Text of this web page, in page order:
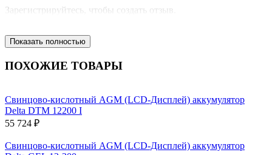
Зарегистрируйтесь, чтобы создать отзыв.
Показать полностью
ПОХОЖИЕ ТОВАРЫ
Свинцово-кислотный AGM (LCD-Дисплей) аккумулятор
Delta DTM 12200 I
55 724 ₽
Свинцово-кислотный AGM (LCD-Дисплей) аккумулятор